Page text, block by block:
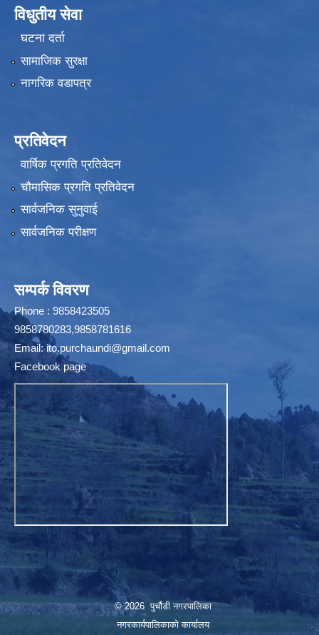
विधुतीय सेवा
घटना दर्ता
सामाजिक सुरक्षा
नागरिक वडापत्र
प्रतिवेदन
वार्षिक प्रगति प्रतिवेदन
चौमासिक प्रगति प्रतिवेदन
सार्वजनिक सुनुवाई
सार्वजनिक परीक्षण
सम्पर्क विवरण
Phone : 9858423505
9858780283,9858781616
Email:ito.purchaundi@gmail.com
Facebook page
© 2026 पुर्चौडी नगरपालिका
नगरकार्यपालिकाकाे कार्यालय